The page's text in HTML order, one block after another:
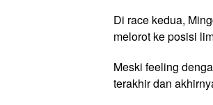
Di race kedua,
melorot ke posisi
Meski feeling
terakhir dan